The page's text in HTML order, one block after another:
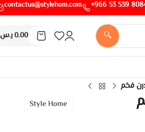
8084 539 53
contactus@stylehom.com
🔍
0.00ر.س
فخم
Style Home